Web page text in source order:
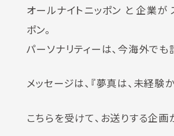
オールナイトニッポン と 企業が
ポン。
パーソナリティーは、今海外でも
メッセージは、『夢真は、未経験
こちらを受けて、お送りする企画